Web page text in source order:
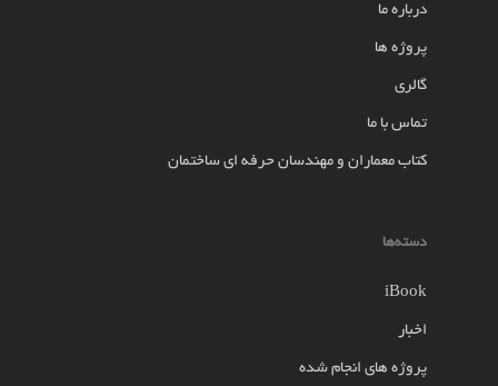
درباره ما
پروژه ها
گالری
تماس با ما
کتاب معماران و مهندسان حرفه ای ساختمان
دسته‌ها
iBook
اخبار
پروژه های انجام شده